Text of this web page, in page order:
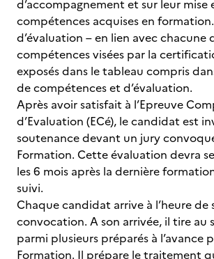
d’accompagnement et sur leur
compétences acquises en
d’évaluation – en lien avec chacune
compétences visées par la
exposés dans le tableau compris
de compétences et d’évaluation.
Après avoir satisfait à l’Epreuve
d’Evaluation (ECé), le candidat est
soutenance devant un jury
Formation. Cette évaluation devra
les 6 mois après la dernière
suivi.
Chaque candidat arrive à l’heure de
convocation. A son arrivée, il tire au
parmi plusieurs préparés à l’avance
Formation. Il prépare le traitement